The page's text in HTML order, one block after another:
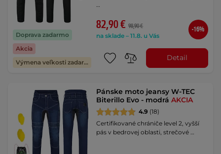
Doprava zadarmo
Akcia
Výmena veľkosti zadarmo
82,90 € 98,90 €
na sklade – 11.8. u Vás
-16%
Detail
Pánske moto jeansy W-TEC
Biterillo Evo - modráAKCIA
4.9 (18)
Certifikované chrániče level 2, vyšší
pás v bedrovej oblasti, strečové …